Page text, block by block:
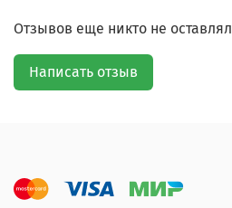
Отзывов еще никто не оставлял
Написать отзыв